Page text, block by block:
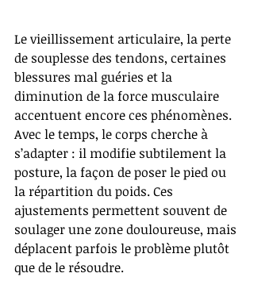
Le vieillissement articulaire, la perte
de souplesse des tendons, certaines
blessures mal guéries et la
diminution de la force musculaire
accentuent encore ces phénomènes.
Avec le temps, le corps cherche à
s’adapter : il modifie subtilement la
posture, la façon de poser le pied ou
la répartition du poids. Ces
ajustements permettent souvent de
soulager une zone douloureuse, mais
déplacent parfois le problème plutôt
que de le résoudre.